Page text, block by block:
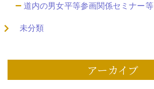
道内の男女平等参画関係セミナー等
未分類
アーカイブ